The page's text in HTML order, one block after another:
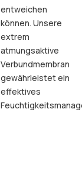
entweichen
können. Unsere
extrem
atmungsaktive
Verbundmembran
gewährleistet ein
effektives